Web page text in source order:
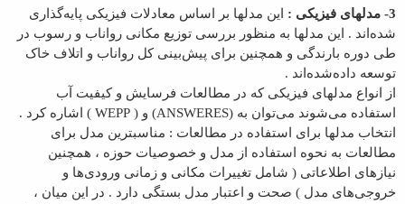
3- مدلهای فیزیکی :
این مدلها بر اساس معادلات فیزیکی پایه‌گذاری
شده‌اند . این مدلها به منظور بررسی توزیع مکانی رواناب و رسوب در
طی دوره بارندگی و همچنین برای پیش‌بینی کل رواناب و اتلاف خاک
توسعه داده‌شده‌‌اند .
از انواع مدلهای فیزیکی که در مطالعات فرسایش و کیفیت آب
استفاده می‌شوند می‌توان به (ANSWERES) و ( WEPP ) اشاره کرد .
انتخاب مدلها برای استفاده در مطالعات : مناسبترین مدل برای
مطالعات به نحوه استفاده از مدل و خصوصیات حوزه ، همچنین
نیازهای اطلاعاتی ( شامل تغییرات مکانی و زمانی ورودی‌ها و
خروجی‌های مدل ) صحت و اعتبار مدل بستگی دارد . در این میان ،